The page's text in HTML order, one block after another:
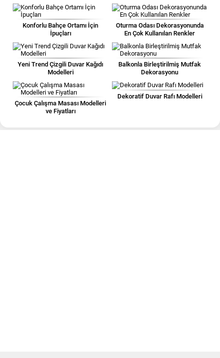
Konforlu Bahçe Ortamı İçin
İpuçları
Oturma Odası Dekorasyonunda
En Çok Kullanılan Renkler
Yeni Trend Çizgili Duvar Kağıdı
Modelleri
Balkonla Birleştirilmiş Mutfak
Dekorasyonu
Çocuk Çalışma Masası Modelleri
ve Fiyatları
Dekoratif Duvar Rafı Modelleri